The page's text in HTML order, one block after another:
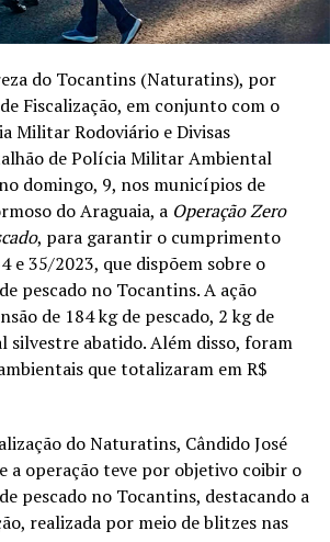
do Tocantins (Naturatins), por
Fiscalização, em conjunto com o
Militar Rodoviário e Divisas
de Polícia Militar Ambiental
domingo, 9, nos municípios de
do Araguaia, a Operação Zero
, para garantir o cumprimento
e 35/2023, que dispõem sobre o
pescado no Tocantins. A ação
de 184 kg de pescado, 2 kg de
silvestre abatido. Além disso, foram
que totalizaram em R$
do Naturatins, Cândido José
a operação teve por objetivo coibir o
pescado no Tocantins, destacando a
realizada por meio de blitzes nas